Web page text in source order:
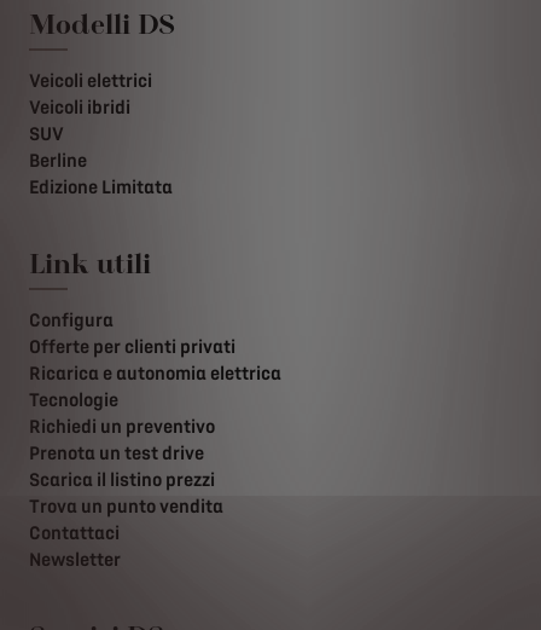
Modelli DS
Veicoli elettrici
Veicoli ibridi
SUV
Berline
Edizione Limitata
Link utili
Configura
Offerte per clienti privati
Ricarica e autonomia elettrica
Tecnologie
Richiedi un preventivo
Prenota un test drive
Scarica il listino prezzi
Trova un punto vendita
Contattaci
Newsletter